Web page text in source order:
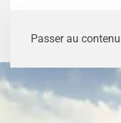
Passer au